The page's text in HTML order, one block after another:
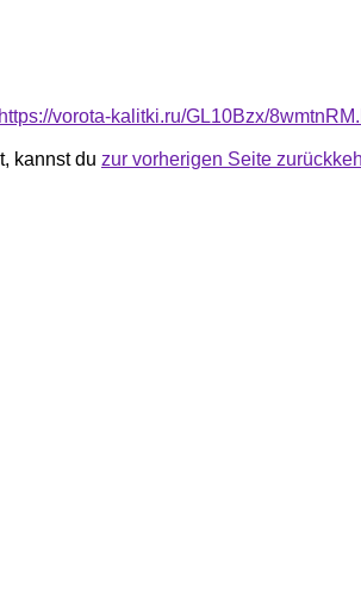
https://vorota-kalitki.ru/GL10Bzx/
kannst du zur vorherigen Seite